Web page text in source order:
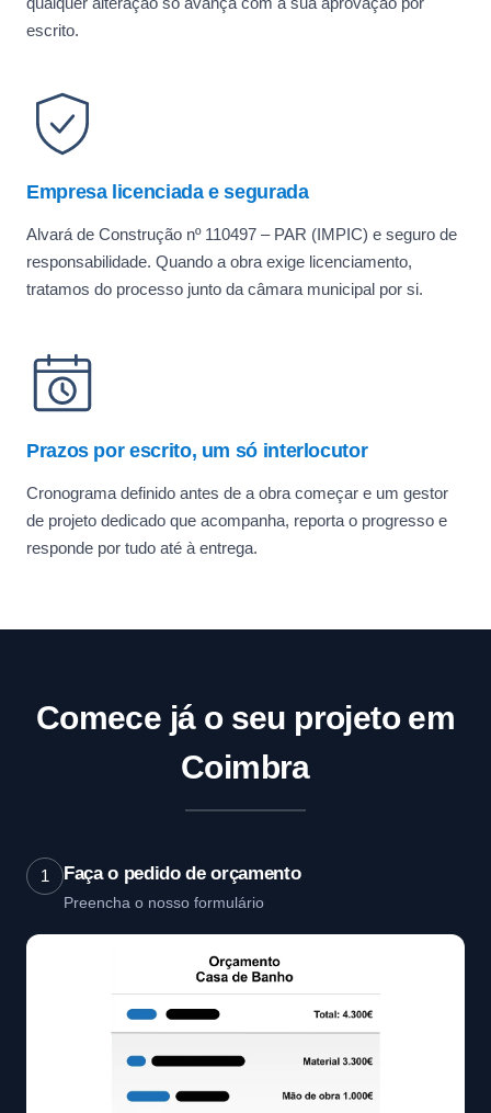
escrito.
Empresa licenciada e segurada
Alvará de Construção nº 110497 – PAR (IMPIC) e seguro de
responsabilidade. Quando a obra exige licenciamento,
tratamos do processo junto da câmara municipal por si.
Prazos por escrito, um só interlocutor
Cronograma definido antes de a obra começar e um gestor
de projeto dedicado que acompanha, reporta o progresso e
responde por tudo até à entrega.
Comece já o seu projeto em
Coimbra
1 Faça o pedido de orçamento
Preencha o nosso formulário